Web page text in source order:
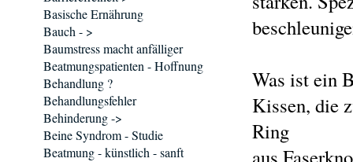
Was ist ein
Kissen, die
Ring
Basische Ernährung
Bauch - >
Baumstress macht anfälliger
Beatmungspatienten - Hoffnung
Behandlung ?
Behandlungsfehler
Behinderung ->
Beine Syndrom - Studie
Beatmung - künstlich - sanft